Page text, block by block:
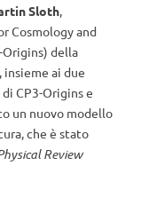
Sloth,
Cosmology and
Origins) della
ai due
di CP3-Origins e
un nuovo modello
che è stato
Review